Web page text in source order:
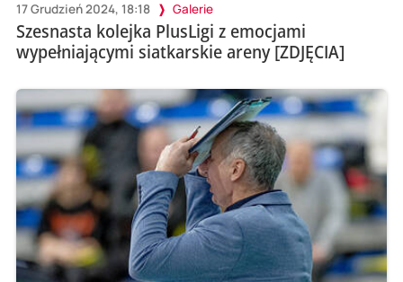
17 Grudzień 2024, 18:18 Galerie
Szesnasta kolejka PlusLigi z emocjami
wypełniającymi siatkarskie areny [ZDJĘCIA]